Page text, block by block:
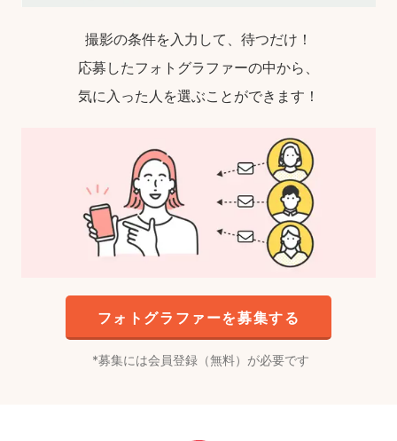
撮影の条件を入力して、待つだけ！
応募したフォトグラファーの中から、
気に入った人を選ぶことができます！
フォトグラファーを募集する
募集には会員登録（無料）が必要です